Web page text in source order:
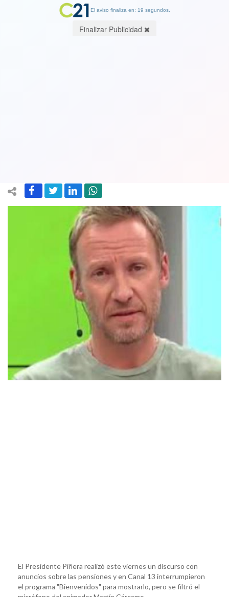
El Presidente Piñera realizó este viernes un discurso con
anuncios sobre las pensiones y en Canal 13 interrumpieron
el programa "Bienvenidos" para mostrarlo, pero se filtró el
El aviso finaliza en: 19 segundos.
Finalizar Publicidad